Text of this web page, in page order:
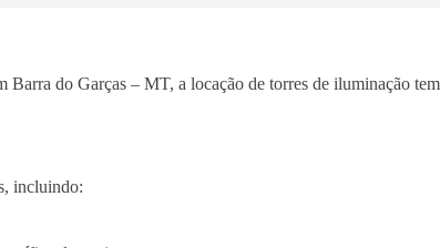
do Garças – MT, a locação de torres de iluminação
incluindo: